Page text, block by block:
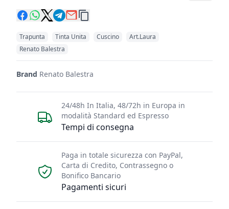
Trapunta Tinta Unita Cuscino
Art.laura
Renato Balestra
Brand Renato Balestra
Tempi di consegna
24/48h In Italia, 48/72h in Europa in
modalità Standard ed Espresso
Pagamenti sicuri
Paga in totale sicurezza con PayPal,
Carta di Credito, Contrassegno o
Bonifico Bancario